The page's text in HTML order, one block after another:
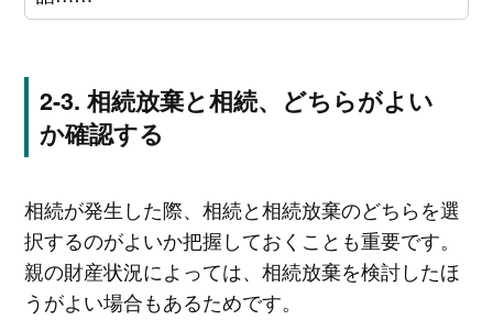
相続放棄と相続、どちらがよい
か確認する
相続が発生した際、相続と相続放棄のどちらを選
択するのがよいか把握しておくことも重要です。
親の財産状況によっては、相続放棄を検討したほ
うがよい場合もあるためです。